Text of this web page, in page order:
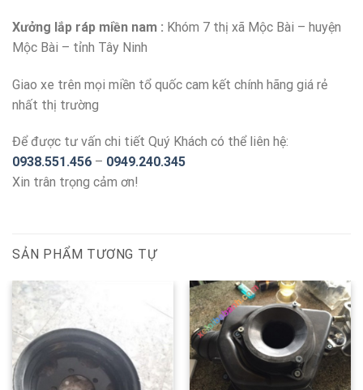
Xưởng lắp ráp miền nam : Khóm 7 thị xã Mộc Bài – huyện
Mộc Bài – tỉnh Tây Ninh
Giao xe trên mọi miền tổ quốc cam kết chính hãng giá rẻ
nhất thị trường
Để được tư vấn chi tiết Quý Khách có thể liên hệ:
0938.551.456 – 0949.240.345
Xin trân trọng cảm ơn!
SẢN PHẨM TƯƠNG TỰ